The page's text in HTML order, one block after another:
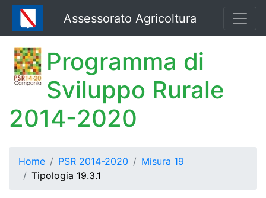
Assessorato Agricoltura
Programma di
Sviluppo Rurale
2014-2020
Home PSR 2014-2020
Misura 19
Tipologia 19.3.1